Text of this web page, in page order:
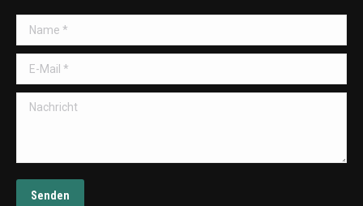
Name *
E-Mail *
Nachricht
Senden